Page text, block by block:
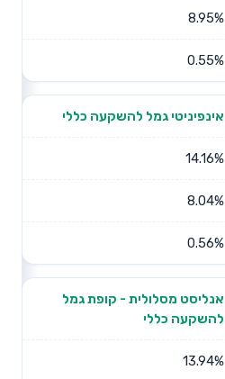
8.95%
0.55%
אינפיניטי גמל להשקעה כללי
14.16%
8.04%
0.56%
אנליסט מסלולית - קופת גמל
להשקעה כללי
13.94%